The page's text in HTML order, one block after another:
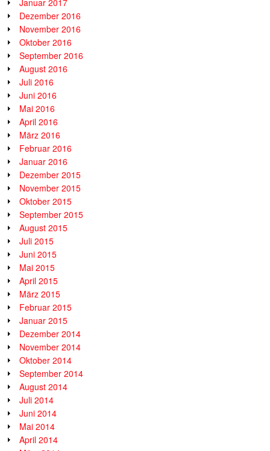
Januar 2017
Dezember 2016
November 2016
Oktober 2016
September 2016
August 2016
Juli 2016
Juni 2016
Mai 2016
April 2016
März 2016
Februar 2016
Januar 2016
Dezember 2015
November 2015
Oktober 2015
September 2015
August 2015
Juli 2015
Juni 2015
Mai 2015
April 2015
März 2015
Februar 2015
Januar 2015
Dezember 2014
November 2014
Oktober 2014
September 2014
August 2014
Juli 2014
Juni 2014
Mai 2014
April 2014